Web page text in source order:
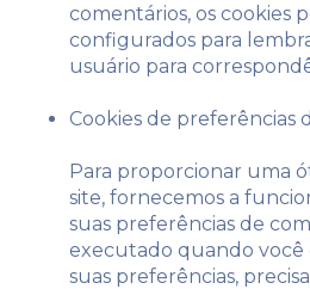
comentários, os cookies
configurados para
usuário para
Cookies de preferências
Para proporcionar uma
site, fornecemos a
suas preferências de
executado quando você
suas preferências,